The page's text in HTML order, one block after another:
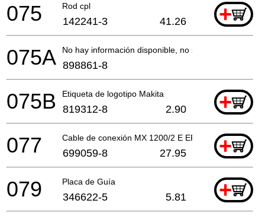
Rod cpl +
075 142241-3 41.26
No hay información disponible, no se puede pedir
075A 898861-8
Etiqueta de logotipo Makita +
075B 819312-8 2.90
Cable de conexión MX 1200/2 E EF +
077 699059-8 27.95
Placa de Guía +
079 346622-5 5.81